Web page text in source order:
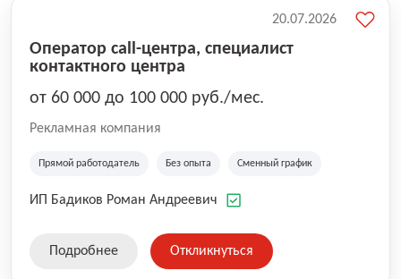
Оператор call-центра, специалист
контактного центра
от 60 000 до 100 000 руб./мес.
Рекламная компания
Прямой работодатель Без опыта Сменный график
ИП Бадиков Роман Андреевич
20.07.2026
Подробнее Откликнуться